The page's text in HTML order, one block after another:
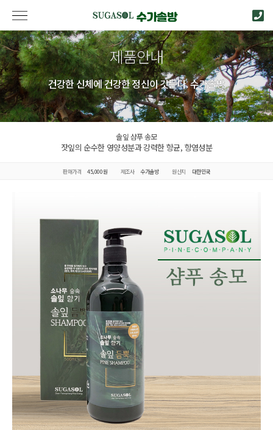
제품안내
건강한 신체에 건강한 정신이 깃든다. 수가솔방
솔잎 샴푸 송모
잣잎의 순수한 영양성분과 강력한 항균, 항염성분
판매가격 45,000원 제조사 수가솔방 원산지 대한민국